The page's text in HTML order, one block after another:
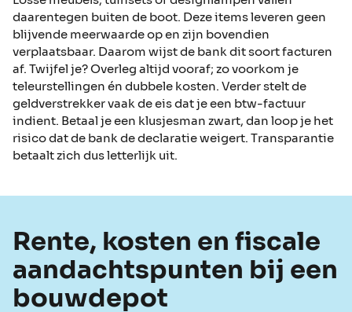
daarentegen buiten de boot. Deze items leveren geen
blijvende meerwaarde op en zijn bovendien
verplaatsbaar. Daarom wijst de bank dit soort facturen
af. Twijfel je? Overleg altijd vooraf; zo voorkom je
teleurstellingen én dubbele kosten. Verder stelt de
geldverstrekker vaak de eis dat je een btw-factuur
indient. Betaal je een klusjesman zwart, dan loop je het
risico dat de bank de declaratie weigert. Transparantie
betaalt zich dus letterlijk uit.
Rente, kosten en fiscale
aandachtspunten bij een
bouwdepot